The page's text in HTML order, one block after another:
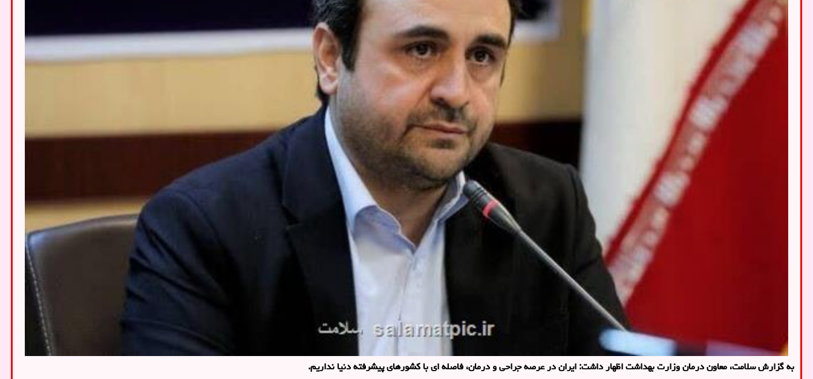
به گزارش سلامت، معاون درمان وزارت بهداشت اظهار داشت: ایران در عرصه جراحی و درمان، فاصله ای با کشورهای پیشرفته دنیا نداریم.